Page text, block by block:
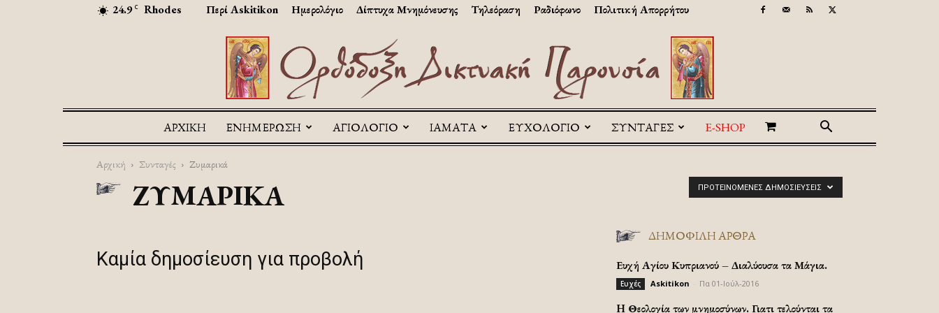
24.9 C Rhodes Περί Askitikon Ημερολόγιο Δίπτυχα Μνημόνευσης Τηλεόραση Ραδιόφωνο Πολιτική Απορρήτου
Askitikon
ΑΡΧΙΚΉ ΕΝΗΜΕΡΩΣΗ ΑΓΙΟΛΟΓΙΟ ΙΑΜΑΤΑ ΕΥΧΟΛΟΓΙΟ ΣΥΝΤΑΓΕΣ E-SHOP
Αρχική Συνταγές Ζυμαρικά
ΖΥΜΑΡΙΚΆ ΠΡΟΤΕΙΝΌΜΕΝΕΣ ΔΗΜΟΣΙΕΎΣΕΙΣ
Καμία δημοσίευση για προβολή
ΔΗΜΟΦΙΛΗ ΑΡΘΡΑ
Ευχή Αγίου Κυπριανού – Διαλύουσα τα Μάγια.
Ευχές Askitikon Πα 01-Ιούλ-2016
H Θεολογία των μνημοσύνων. Γιατι τελούνται τα